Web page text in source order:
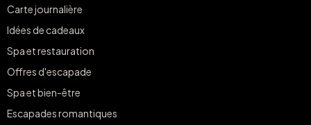
Carte journalière
Idées de cadeaux
Spa et restauration
Offres d'escapade
Spa et bien-être
Escapades romantiques